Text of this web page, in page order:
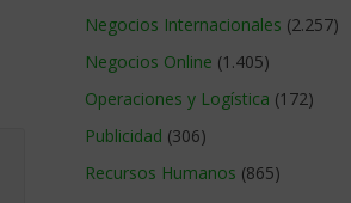
Negocios Internacionales (2.257)
Negocios Online (1.405)
Operaciones y Logística (172)
Publicidad (306)
Recursos Humanos (865)